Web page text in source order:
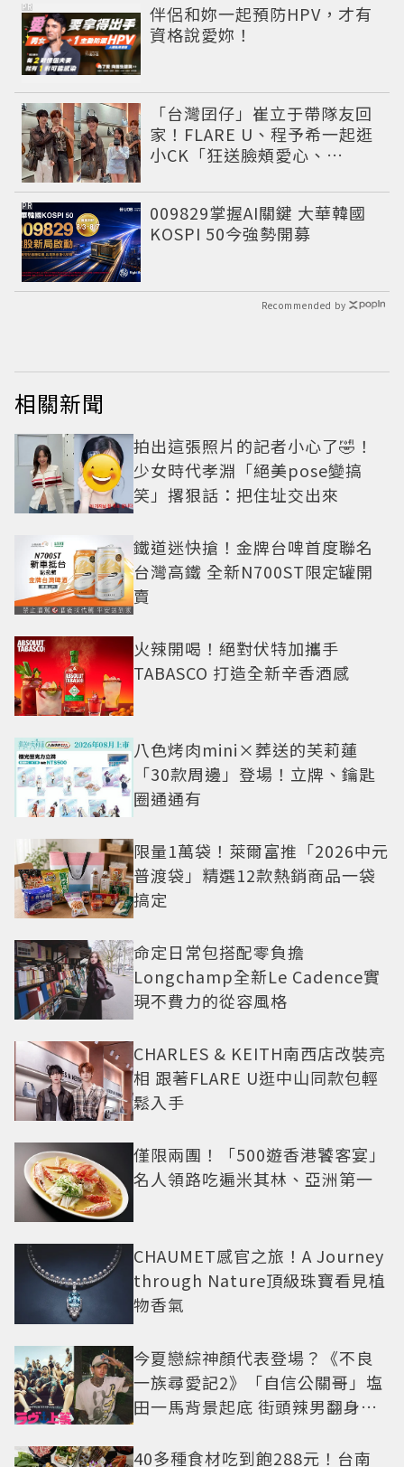
伴侶和妳一起預防HPV，才有
資格說愛妳！
PR
「台灣囝仔」崔立于帶隊友回
家！FLARE U、程予希一起逛
小CK「狂送臉頰愛心、
名單
009829掌握AI關鍵 大華韓國
KOSPI 50今強勢開募
PR
Recommended by
相關新聞
拍出這張照片的記者小心了🤣！
少女時代孝淵「絕美pose變搞
笑」撂狠話：把住址交出來
鐵道迷快搶！金牌台啤首度聯名
台灣高鐵 全新N700ST限定罐開
賣
火辣開喝！絕對伏特加攜手
TABASCO 打造全新辛香酒感
八色烤肉mini×葬送的芙莉蓮
「30款周邊」登場！立牌、鑰匙
圈通通有
限量1萬袋！萊爾富推「2026中元
普渡袋」精選12款熱銷商品一袋
搞定
命定日常包搭配零負擔
Longchamp全新Le Cadence實
現不費力的從容風格
CHARLES & KEITH南西店改裝亮
相 跟著FLARE U逛中山同款包輕
鬆入手
僅限兩團！「500遊香港饕客宴」
名人領路吃遍米其林、亞洲第一
CHAUMET感官之旅！A Journey
through Nature頂級珠寶看見植
物香氣
今夏戀綜神顏代表登場？《不良
一族尋愛記2》「自信公關哥」塩
田一馬背景起底 街頭辣男翻身當
40多種食材吃到飽288元！台南